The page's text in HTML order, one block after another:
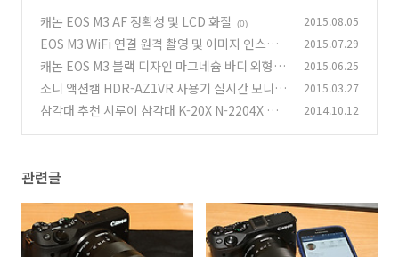
캐논 EOS M3 AF 정확성 및 LCD 화질
(0) 2015.08.05
EOS M3 WiFi 연결 원격 촬영 및 이미지 인스타
그램 공유하기
(1)
2015.07.29
캐논 EOS M3 블랙 디자인 마그네슘 바디 외형 및
내구성 (2)
2015.06.25
소니 액션캠 HDR-AZ1VR 사용기 실시간 모니터
링 (3)
2015.03.27
삼각대 추천 시루이 삼각대 K-20X N-2204X 개
2014.10.12
관련글